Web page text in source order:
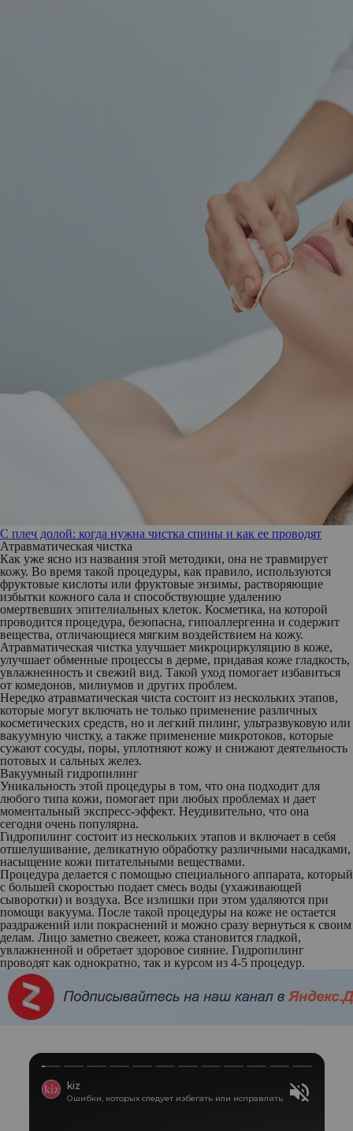
С плеч долой: когда нужна чистка спины и как ее проводят
Атравматическая чистка
Как уже ясно из названия этой методики, она не травмирует
кожу. Во время такой процедуры, как правило, используются
фруктовые кислоты или фруктовые энзимы, растворяющие
избытки кожного сала и способствующие удалению
омертвевших эпителиальных клеток. Косметика, на которой
проводится процедура, безопасна, гипоаллергенна и содержит
вещества, отличающиеся мягким воздействием на кожу.
Атравматическая чистка улучшает микроциркуляцию в коже,
улучшает обменные процессы в дерме, придавая коже гладкость,
увлажненность и свежий вид. Такой уход помогает избавиться
от комедонов, милиумов и других проблем.
Нередко атравматическая чиста состоит из нескольких этапов,
которые могут включать не только применение различных
косметических средств, но и легкий пилинг, ультразвуковую или
вакуумную чистку, а также применение микротоков, которые
сужают сосуды, поры, уплотняют кожу и снижают деятельность
потовых и сальных желез.
Вакуумный гидропилинг
Уникальность этой процедуры в том, что она подходит для
любого типа кожи, помогает при любых проблемах и дает
моментальный экспресс-эффект. Неудивительно, что она
сегодня очень популярна.
Гидропилинг состоит из нескольких этапов и включает в себя
отшелушивание, деликатную обработку различными насадками,
насыщение кожи питательными веществами.
Процедура делается с помощью специального аппарата, который
с большей скоростью подает смесь воды (ухаживающей
сыворотки) и воздуха. Все излишки при этом удаляются при
помощи вакуума. После такой процедуры на коже не остается
раздражений или покраснений и можно сразу вернуться к своим
делам. Лицо заметно свежеет, кожа становится гладкой,
увлажненной и обретает здоровое сияние. Гидропилинг
проводят как однократно, так и курсом из 4-5 процедур.